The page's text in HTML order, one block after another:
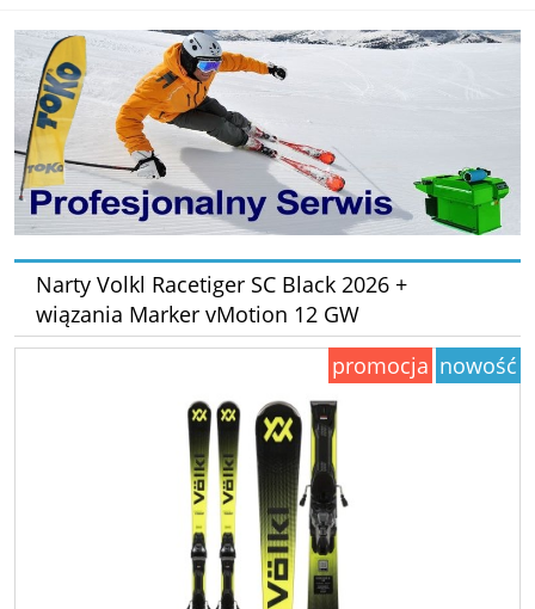
Narty Volkl Racetiger SC Black 2026 +
wiązania Marker vMotion 12 GW
promocja nowość